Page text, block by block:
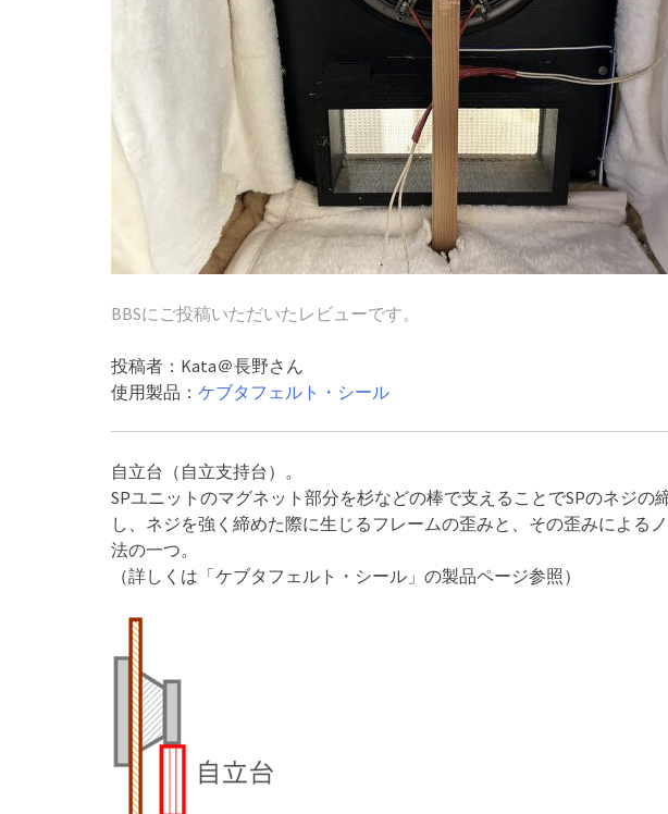
BBSにご投稿いただいたレビューです。
投稿者：Kata＠長野さん
使用製品： ケブタフェルト・シール
自立台（自立支持台）。
SPユニットのマグネット部分を杉などの棒で支えることでSPのネジの
し、ネジを強く締めた際に生じるフレームの歪みと、その歪みによる
法の一つ。
（詳しくは「ケブタフェルト・シール」の製品ページ参照）